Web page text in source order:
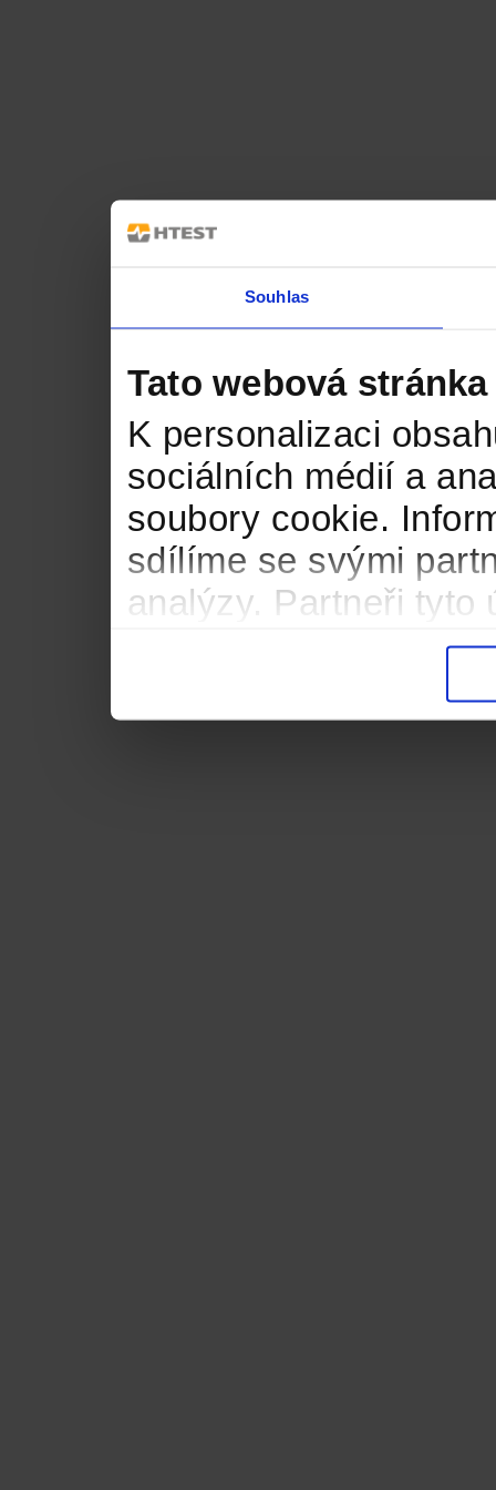
Souhlas
Tato webová
K personalizaci
sociálních médií a
soubory cookie.
sdílíme se svými
analýzy. Partneři tyto
informacemi, které